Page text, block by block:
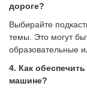
дороге?
Выбирайте
темы. Это могут
образовательные
4. Как
машине?